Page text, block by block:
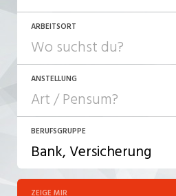
ARBEITSORT
ANSTELLUNG
JOB-TYP
Festanstellung
BERUFSGRUPPE
ZEIGE MIR